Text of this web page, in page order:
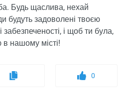
Будь щаслива, нехай
будуть задоволені твоєю
і щоб ти була,
нашому місті!
0